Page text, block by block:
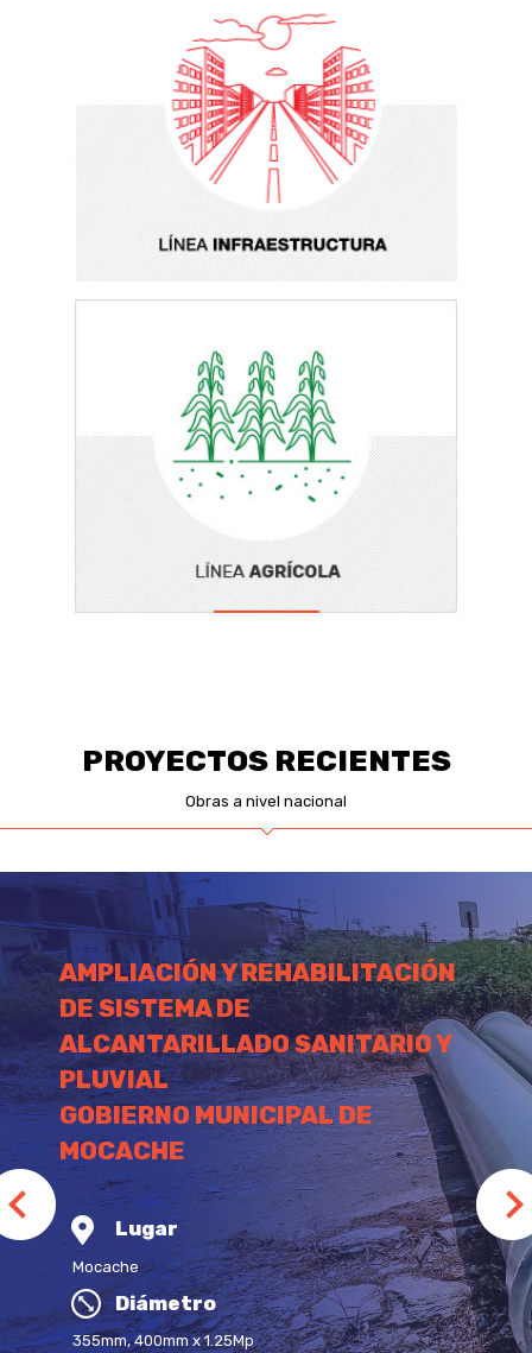
PROYECTOS RECIENTES
Obras a nivel nacional
AMPLIACIÓN Y REHABILITACIÓN
DE SISTEMA DE
ALCANTARILLADO SANITARIO Y
PLUVIAL
GOBIERNO MUNICIPAL DE
MOCACHE
Lugar
Mocache
Diámetro
355mm, 400mm x 1.25Mp